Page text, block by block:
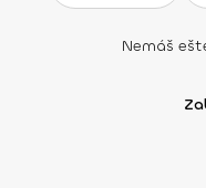
Nemáš